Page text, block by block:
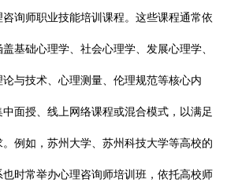
询师职业技能培训课程。这些课程通常依
基础心理学、社会心理学、发展心理学、
与技术、心理测量、伦理规范等核心内
面授、线上网络课程或混合模式，以满足
例如，苏州大学、苏州科技大学等高校的
时常举办心理咨询师培训班，依托高校师